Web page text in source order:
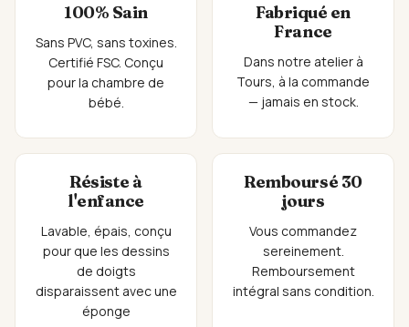
100% Sain
Sans PVC, sans toxines.
Certifié FSC. Conçu
pour la chambre de
bébé.
Fabriqué en
France
Dans notre atelier à
Tours, à la commande
— jamais en stock.
Résiste à
l'enfance
Lavable, épais, conçu
pour que les dessins
de doigts
disparaissent avec une
éponge
Remboursé 30
jours
Vous commandez
sereinement.
Remboursement
intégral sans condition.